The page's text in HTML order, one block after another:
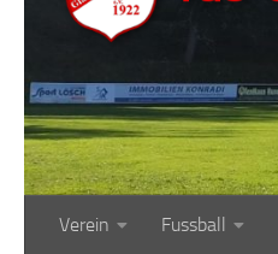
Verein Fussball